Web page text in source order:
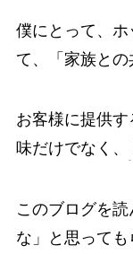
僕にとって、ホ
て、「家族との
お客様に提供す
味だけでなく、
このブログを
な」と思っても